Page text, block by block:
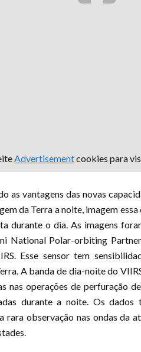
Advertisementcookies para
as vantagens das novas
da Terra a noite, imagem
durante o dia. As imagens
National Polar-orbiting
Esse sensor tem
A banda de dia-noite do
nas operações de perfuração
durante a noite. Os
rara observação nas ondas da